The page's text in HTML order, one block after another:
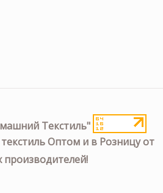
Текстиль"
Оптом и в Розницу от